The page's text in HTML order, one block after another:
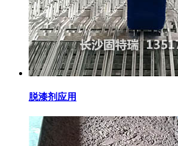
脱漆剂应用